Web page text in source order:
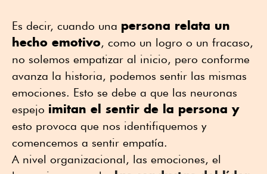
Es decir, cuando una persona relata un
hecho emotivo, como un logro o un fracaso,
no solemos empatizar al inicio, pero conforme
avanza la historia, podemos sentir las mismas
emociones. Esto se debe a que las neuronas
espejo imitan el sentir de la persona y
esto provoca que nos identifiquemos y
comencemos a sentir empatía.
A nivel organizacional, las emociones, el